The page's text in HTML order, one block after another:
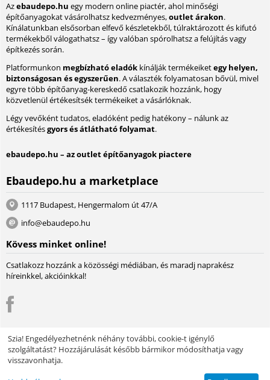
Azebaudepo.hu egy modern online piactér, ahol minőségi
építőanyagokat vásárolhatsz kedvezményes,outlet árakon.
Kínálatunkban elsősorban elfevő készletekből, túlraktározott és kifutó
termékekből válogathatsz – így valóban spórolhatsz a felújítás vagy
építkezés során.
Platformunkon megbízható eladók kínálják termékeiketegy helyen,
biztonságosan és egyszerűen. A választék folyamatosan bővül, mivel
egyre több építőanyag-kereskedő csatlakozik hozzánk, hogy
közvetlenül értékesítsék termékeiket a vásárlóknak.
Légy vevőként tudatos, eladóként pedig hatékony – nálunk az
értékesítésgyors és átlátható folyamat.
ebaudepo.hu – az outlet építőanyagok piactere
Ebaudepo.hu a marketplace
1117 Budapest, Hengermalom út 47/A
info@ebaudepo.hu
Kövess minket online!
Csatlakozz hozzánk a közösségi médiában, és maradj naprakész
híreinkkel, akcióinkkal!
© 2004 - 2026 Lambda Systeme Kft.. A piactér motorja:Multi-Vendor -
Webáruház szoftver
Szia! Engedélyezhetnénk néhány további, cookie-t igénylő
szolgáltatást? Hozzájárulását később bármikor módosíthatja vagy
visszavonhatja.